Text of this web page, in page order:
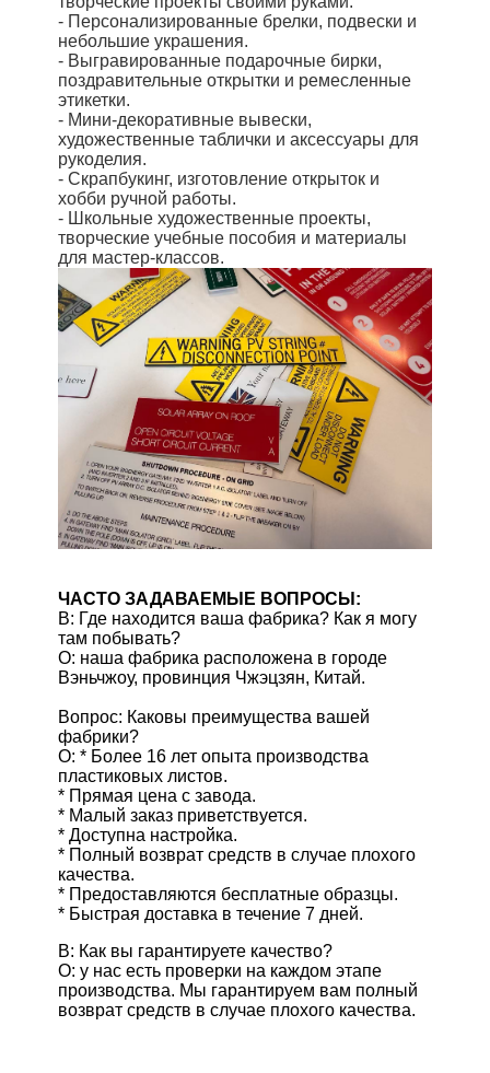
- Персонализированные брелки, подвески и
небольшие украшения.
- Выгравированные подарочные бирки,
поздравительные открытки и ремесленные
этикетки.
- Мини-декоративные вывески,
художественные таблички и аксессуары для
рукоделия.
- Скрапбукинг, изготовление открыток и
хобби ручной работы.
- Школьные художественные проекты,
творческие учебные пособия и материалы
для мастер-классов.
ЧАСТО ЗАДАВАЕМЫЕ ВОПРОСЫ:
В: Где находится ваша фабрика? Как я могу
там побывать?
О: наша фабрика расположена в городе
Вэньчжоу, провинция Чжэцзян, Китай.
Вопрос: Каковы преимущества вашей
фабрики?
О: * Более 16 лет опыта производства
пластиковых листов.
* Прямая цена с завода.
* Малый заказ приветствуется.
* Доступна настройка.
* Полный возврат средств в случае плохого
качества.
* Предоставляются бесплатные образцы.
* Быстрая доставка в течение 7 дней.
В: Как вы гарантируете качество?
О: у нас есть проверки на каждом этапе
производства. Мы гарантируем вам полный
возврат средств в случае плохого качества.